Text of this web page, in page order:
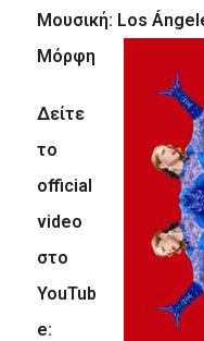
Μουσική: Los
Μόρφη
Δείτε
το
official
video
στο
YouTub
e: